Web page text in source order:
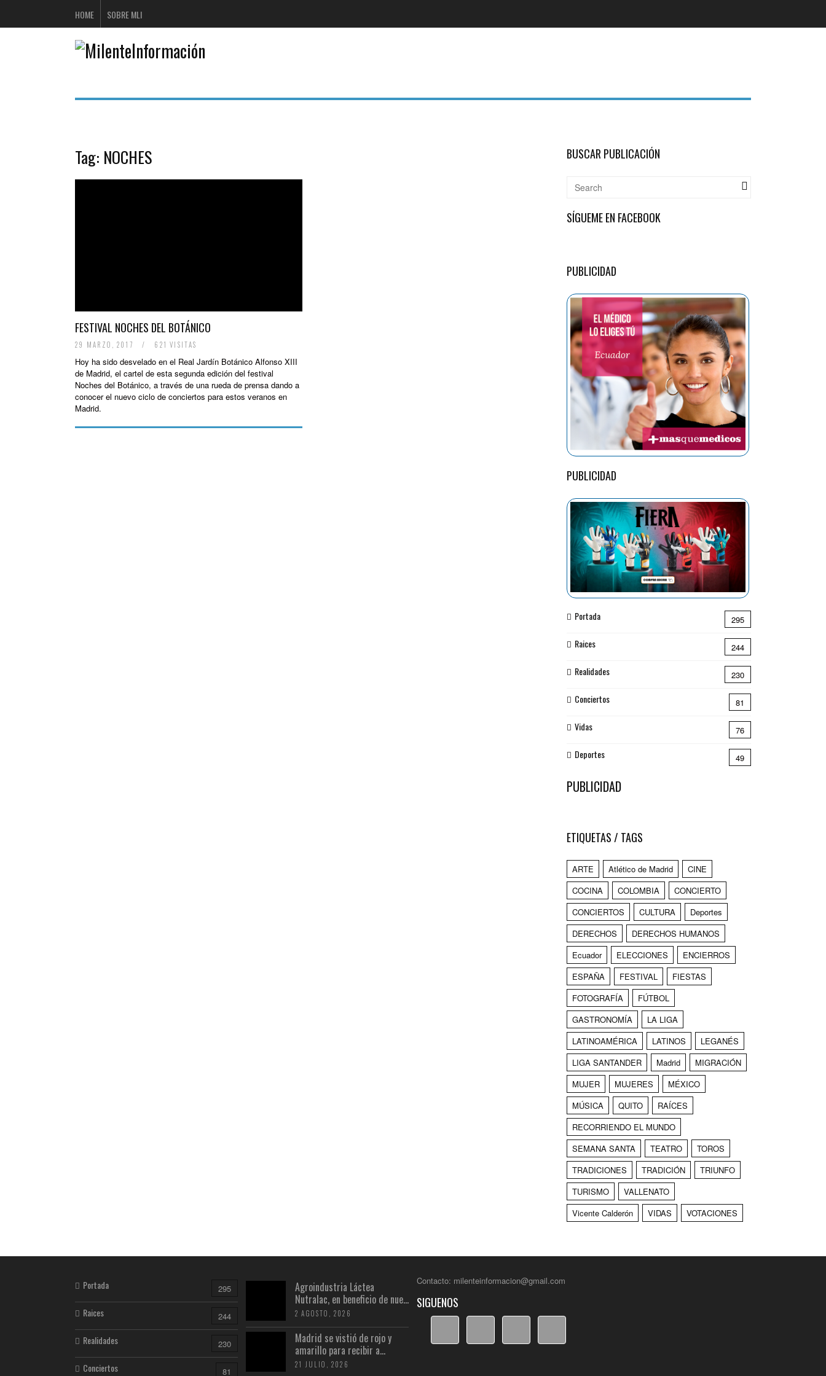
HOME SOBRE MLI
Tag: NOCHES
FESTIVAL NOCHES DEL BOTÁNICO
29 MARZO, 2017 / 621 VISITAS
Hoy ha sido desvelado en el Real Jardín Botánico Alfonso XIII
de Madrid, el cartel de esta segunda edición del festival
Noches del Botánico, a través de una rueda de prensa dando a
conocer el nuevo ciclo de conciertos para estos veranos en
Madrid.
BUSCAR PUBLICACIÓN
SÍGUEME EN FACEBOOK
PUBLICIDAD
PUBLICIDAD
Portada 295
Raices 244
Realidades 230
Conciertos 81
Vidas 76
Deportes 49
PUBLICIDAD
ETIQUETAS / TAGS
ARTE Atlético de Madrid
CINE
COCINA
COLOMBIA
CONCIERTO
CONCIERTOS
CULTURA
Deportes
DERECHOS
DERECHOS HUMANOS
Ecuador
ELECCIONES
ENCIERROS
ESPAÑA
FESTIVAL
FIESTAS
FOTOGRAFÍA
FÚTBOL
GASTRONOMÍA
LA LIGA
LATINOAMÉRICA
LATINOS
LEGANÉS
LIGA SANTANDER
Madrid
MIGRACIÓN
MUJER
MUJERES
MÉXICO
MÚSICA
QUITO
RAÍCES
RECORRIENDO EL MUNDO
SEMANA SANTA
TEATRO
TOROS
TRADICIONES
TRADICIÓN
TRIUNFO
TURISMO
VALLENATO
Vicente Calderón
VIDAS VOTACIONES
Portada 295
Raices 244
Realidades 230
Conciertos 81
Agroindustria Láctea
Nutralac, en beneficio de nue...
2 AGOSTO, 2026
Madrid se vistió de rojo y
amarillo para recibir a...
21 JULIO, 2026
Contacto: milenteinformacion@gmail.com
SIGUENOS